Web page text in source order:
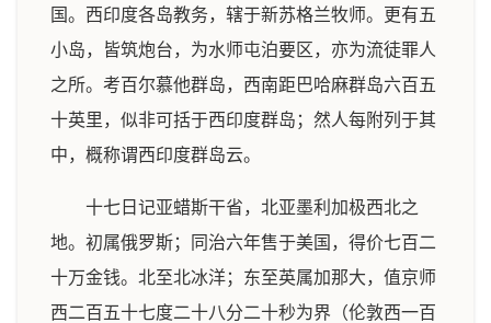
国。西印度各岛教务，辖于新苏格兰牧师。更有五
小岛，皆筑炮台，为水师屯泊要区，亦为流徒罪人
之所。考百尔慕他群岛，西南距巴哈麻群岛六百五
十英里，似非可括于西印度群岛；然人每附列于其
中，概称谓西印度群岛云。
十七日记亚蜡斯干省，北亚墨利加极西北之
地。初属俄罗斯；同治六年售于美国，得价七百二
十万金钱。北至北冰洋；东至英属加那大，值京师
西二百五十七度二十八分二十秒为界（伦敦西一百